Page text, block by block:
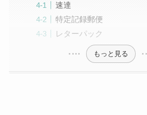
速達
特定記録郵便
レターパック
もっと見る